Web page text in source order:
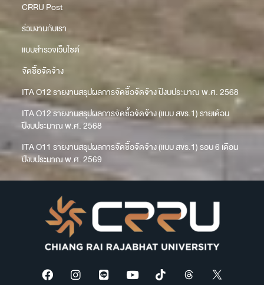
CRRU Post
ร่วมงานกับเรา
แบบสำรวจเว็บไซต์
จัดซื้อจัดจ้าง
ITA O12 รายงานสรุปผลการจัดซื้อจัดจ้าง ปีงบประมาณ พ.ศ. 2568
ITA O12 รายงานสรุปผลการจัดซื้อจัดจ้าง (แบบ สขร.1) รายเดือน
ปีงบประมาณ พ.ศ. 2568
ITA O11 รายงานสรุปผลการจัดซื้อจัดจ้าง (แบบ สขร.1) รอบ 6 เดือน
ปีงบประมาณ พ.ศ. 2569